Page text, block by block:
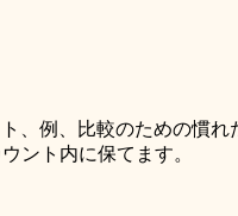
例、比較のための慣れ
ント内に保てます。